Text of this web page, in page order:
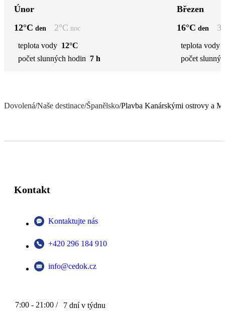
Únor
12°C den 2°C noc
teplota vody 12°C
počet slunných hodin 7 h
Březen
16°C den 3
teplota vody
počet
Dovolená/Naše destinace/Španělsko/Plavba Kanárskými ostrovy a
Kontakt
Kontaktujte nás
+420 296 184 910
info@cedok.cz
7:00 - 21:00 / 7 dní v týdnu